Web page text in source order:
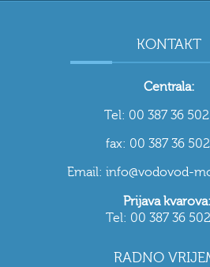
KONTAKT
Centrala:
Tel: 00 387 36
fax: 00 387 36
Email: info@vodovod-
Prijava kvarova:
Tel: 00 387 36
RADNO